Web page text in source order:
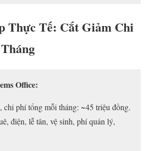
Thực Tế: Cắt Giảm Chi
Office:
chi phí tổng mỗi tháng: ~45 triệu đồng.
điện, lễ tân, vệ sinh, phí quản lý,